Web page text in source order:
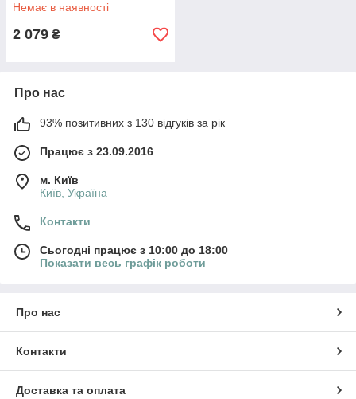
Немає в наявності
2 079 ₴
Про нас
93% позитивних з 130 відгуків за рік
Працює з 23.09.2016
м. Київ
Київ, Україна
Контакти
Сьогодні працює з 10:00 до 18:00
Показати весь графік роботи
Про нас
Контакти
Доставка та оплата